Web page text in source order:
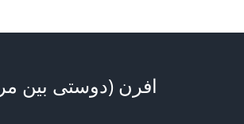
افرن (دوستی بین